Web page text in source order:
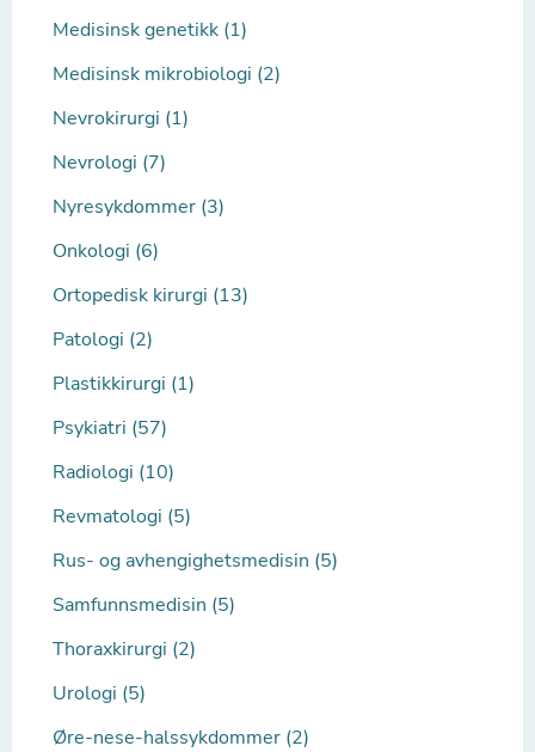
Medisinsk genetikk (1)
Medisinsk mikrobiologi (2)
Nevrokirurgi (1)
Nevrologi (7)
Nyresykdommer (3)
Onkologi (6)
Ortopedisk kirurgi (13)
Patologi (2)
Plastikkirurgi (1)
Psykiatri (57)
Radiologi (10)
Revmatologi (5)
Rus- og avhengighetsmedisin (5)
Samfunnsmedisin (5)
Thoraxkirurgi (2)
Urologi (5)
Øre-nese-halssykdommer (2)